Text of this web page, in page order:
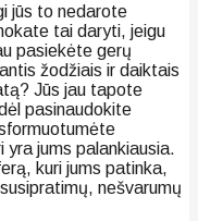
jūs to nedarote
tai daryti, jeigu
pasiekėte gerų
žodžiais ir daiktais
Jūs jau tapote
pasinaudokite
jums palankiausia.
kuri jums patinka,
nešvarumų